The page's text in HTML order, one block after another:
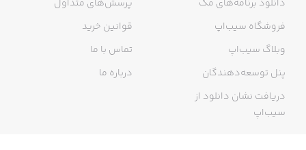
دانلود برنامه‌های مک
فروشگاه سیب‌اپ
وبلاگ سیب‌اپ
پنل توسعه‌دهندگان
دریافت نشان دانلود از
سیب‌اپ
پرسش‌های متداول
قوانین خرید
تماس با ما
درباره ما